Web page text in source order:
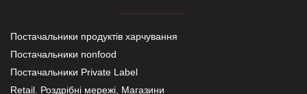
Постачальники продуктів харчування
Постачальники nonfood
Постачальники Private Label
Retail. Роздрібні мережі, Магазини